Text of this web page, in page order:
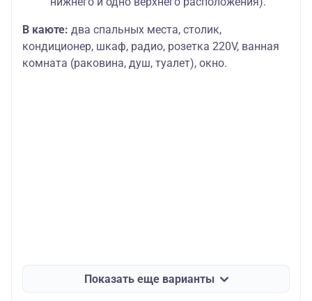
В каюте: два спальных места, столик,
кондиционер, шкаф, радио, розетка 220V, ванная
комната (раковина, душ, туалет), окно.
Показать еще варианты